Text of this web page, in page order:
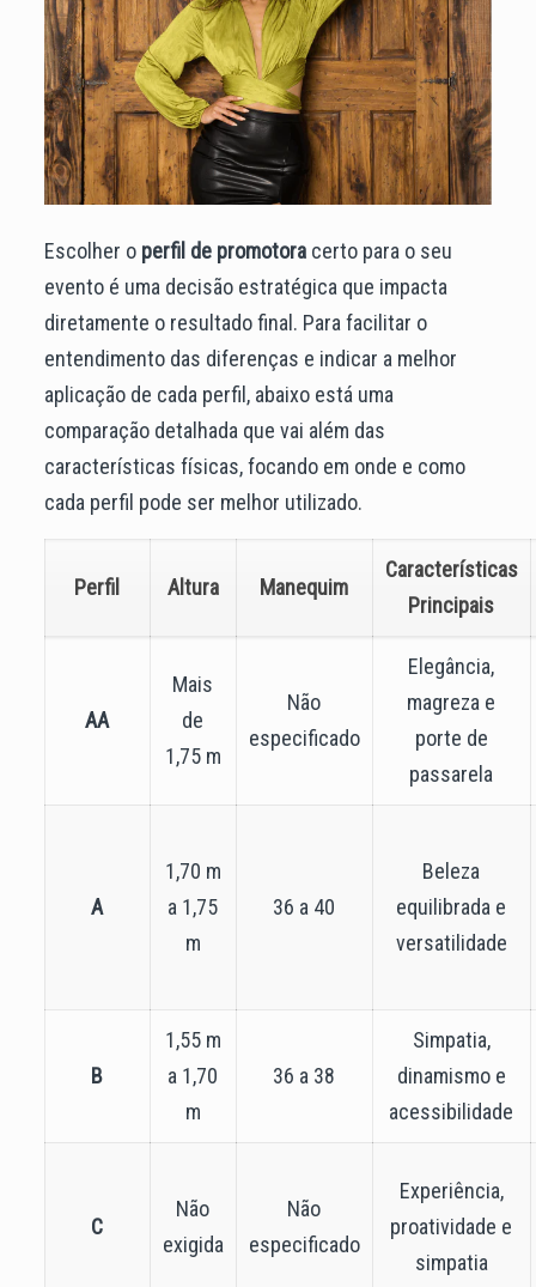
Escolher o perfil de promotoracerto para o seu
evento é uma decisão estratégica que impacta
diretamente o resultado final. Para facilitar o
entendimento das diferenças e indicar a melhor
aplicação de cada perfil, abaixo está uma
comparação detalhada que vai além das
características físicas, focando em onde e como
cada perfil pode ser melhor utilizado.
Perfil Altura Manequim
Características
Principais
AA
Mais
de
1,75 m
Não
especificado
Elegância,
magreza e
porte de
passarela
A
1,70 m
a 1,75
m
36 a 40
Beleza
equilibrada e
versatilidade
B
1,55 m
a 1,70
m
36 a 38
Simpatia,
dinamismo e
acessibilidade
C
Não
exigida
Não
especificado
Experiência,
proatividade e
simpatia